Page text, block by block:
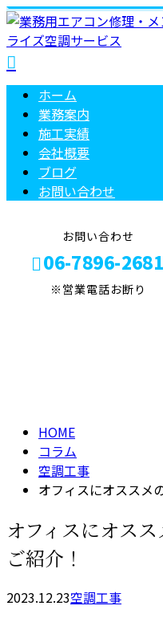
ホーム
業務案内
施工実績
会社概要
ブログ
お問い合わせ
お問い合わせ
06-7896-2681
※営業電話お断り
HOME
コラム
空調工事
オフィスにオススメ
オフィスにオス
ご紹介！
2023.12.23空調工事